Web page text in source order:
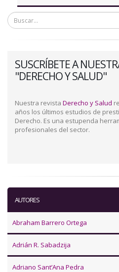
SUSCRÍBETE A
"DERECHO Y SALUD"
Nuestra revista Derecho y Salud
años los últimos estudios de
Derecho. Es una estupenda
profesionales del sector.
AUTORES
Abraham Barrero Ortega
Adrián R. Sabadzija
Adriano Sant’Ana Pedra